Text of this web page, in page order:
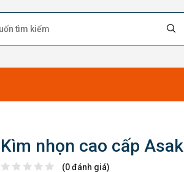
Kìm nhọn cao cấp
(0 đánh giá)